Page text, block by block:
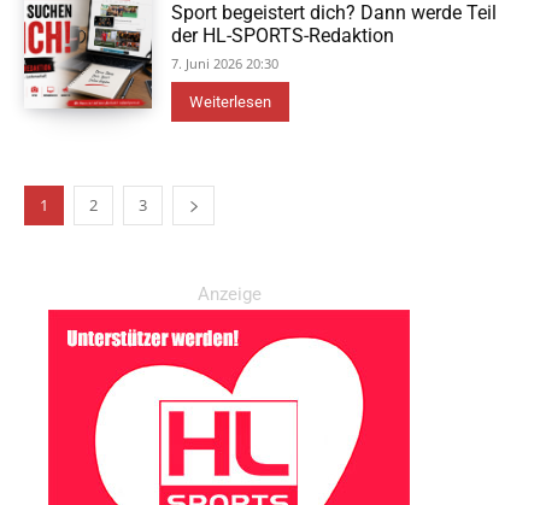
Sport begeistert dich? Dann werde Teil
der HL-SPORTS-Redaktion
7. Juni 2026 20:30
Weiterlesen
1 2 3
Anzeige